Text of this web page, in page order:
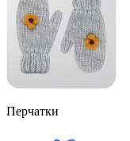
Перчатки